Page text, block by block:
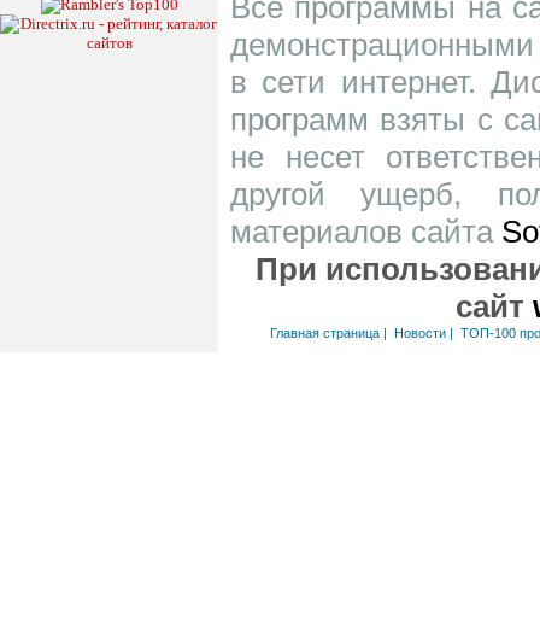
Все программы на
в сети интернет.
программ взяты с
не несет
другой ущерб,
материалов сайта
При
сайт
Главная страница| Новости| ТОП-100